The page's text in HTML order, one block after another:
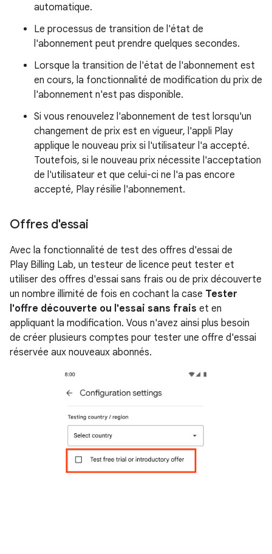
automatique.
Le processus de transition de l'état de
l'abonnement peut prendre quelques secondes.
Lorsque la transition de l'état de l'abonnement est
en cours, la fonctionnalité de modification du prix de
l'abonnement n'est pas disponible.
Si vous renouvelez l'abonnement de test lorsqu'un
changement de prix est en vigueur, l'appli Play
applique le nouveau prix si l'utilisateur l'a accepté.
Toutefois, si le nouveau prix nécessite l'acceptation
de l'utilisateur et que celui-ci ne l'a pas encore
accepté, Play résilie l'abonnement.
Offres d'essai
Avec la fonctionnalité de test des offres d'essai de
Play Billing Lab, un testeur de licence peut tester et
utiliser des offres d'essai sans frais ou de prix découverte
un nombre illimité de fois en cochant la case Tester
l'offre découverte ou l'essai sans frais et en
appliquant la modification. Vous n'avez ainsi plus besoin
de créer plusieurs comptes pour tester une offre d'essai
réservée aux nouveaux abonnés.